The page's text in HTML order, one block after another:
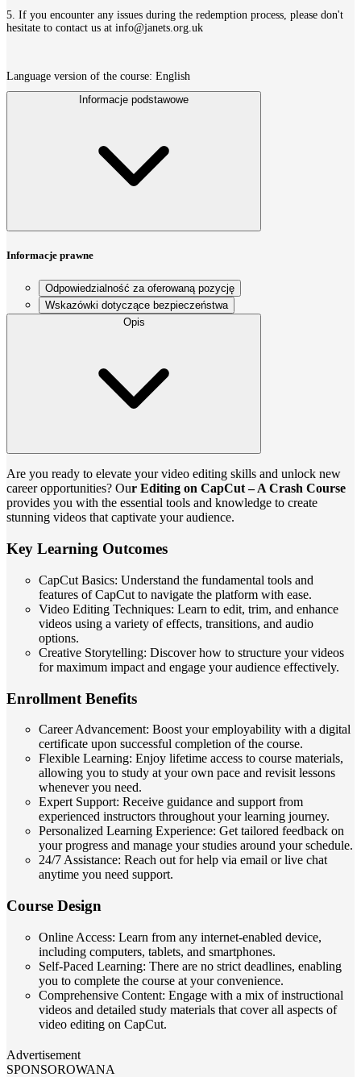
5. If you encounter any issues during the redemption process, please don't
hesitate to contact us at info@janets.org.uk
Language version of the course: English
Informacje podstawowe
Informacje prawne
Odpowiedzialność za oferowaną pozycję
Wskazówki dotyczące bezpieczeństwa
Opis
Are you ready to elevate your video editing skills and unlock new
career opportunities? Our Editing on CapCut – A Crash Course
provides you with the essential tools and knowledge to create
stunning videos that captivate your audience.
Key Learning Outcomes
CapCut Basics: Understand the fundamental tools and
features of CapCut to navigate the platform with ease.
Video Editing Techniques: Learn to edit, trim, and enhance
videos using a variety of effects, transitions, and audio
options.
Creative Storytelling: Discover how to structure your videos
for maximum impact and engage your audience effectively.
Enrollment Benefits
Career Advancement: Boost your employability with a digital
certificate upon successful completion of the course.
Flexible Learning: Enjoy lifetime access to course materials,
allowing you to study at your own pace and revisit lessons
whenever you need.
Expert Support: Receive guidance and support from
experienced instructors throughout your learning journey.
Personalized Learning Experience: Get tailored feedback on
your progress and manage your studies around your schedule.
24/7 Assistance: Reach out for help via email or live chat
anytime you need support.
Course Design
Online Access: Learn from any internet-enabled device,
including computers, tablets, and smartphones.
Self-Paced Learning: There are no strict deadlines, enabling
you to complete the course at your convenience.
Comprehensive Content: Engage with a mix of instructional
videos and detailed study materials that cover all aspects of
video editing on CapCut.
Advertisement
SPONSOROWANA